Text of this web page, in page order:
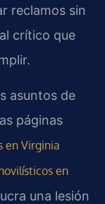
reclamos sin
crítico que
asuntos de
páginas
en Virginia
en
una lesión